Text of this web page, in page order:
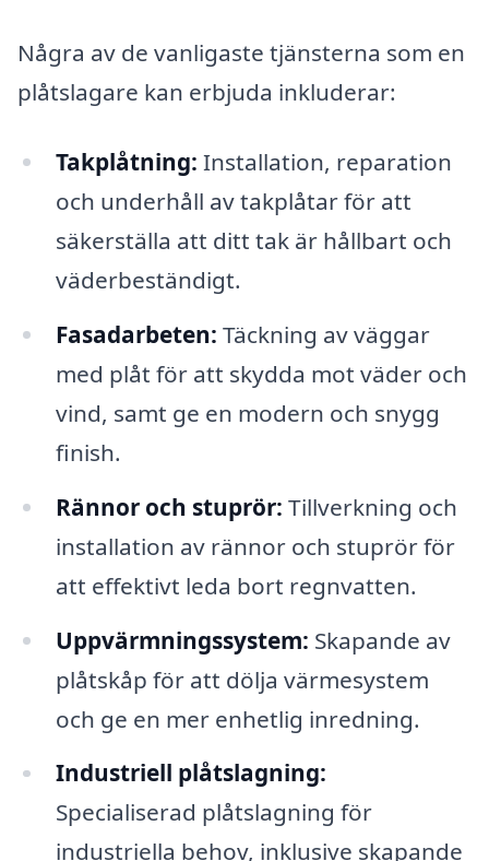
Några av de vanligaste tjänsterna som en
plåtslagare kan erbjuda inkluderar:
Takplåtning: Installation, reparation
och underhåll av takplåtar för att
säkerställa att ditt tak är hållbart och
väderbeständigt.
Fasadarbeten: Täckning av väggar
med plåt för att skydda mot väder och
vind, samt ge en modern och snygg
finish.
Rännor och stuprör: Tillverkning och
installation av rännor och stuprör för
att effektivt leda bort regnvatten.
Uppvärmningssystem: Skapande av
plåtskåp för att dölja värmesystem
och ge en mer enhetlig inredning.
Industriell plåtslagning:
Specialiserad plåtslagning för
industriella behov, inklusive skapande